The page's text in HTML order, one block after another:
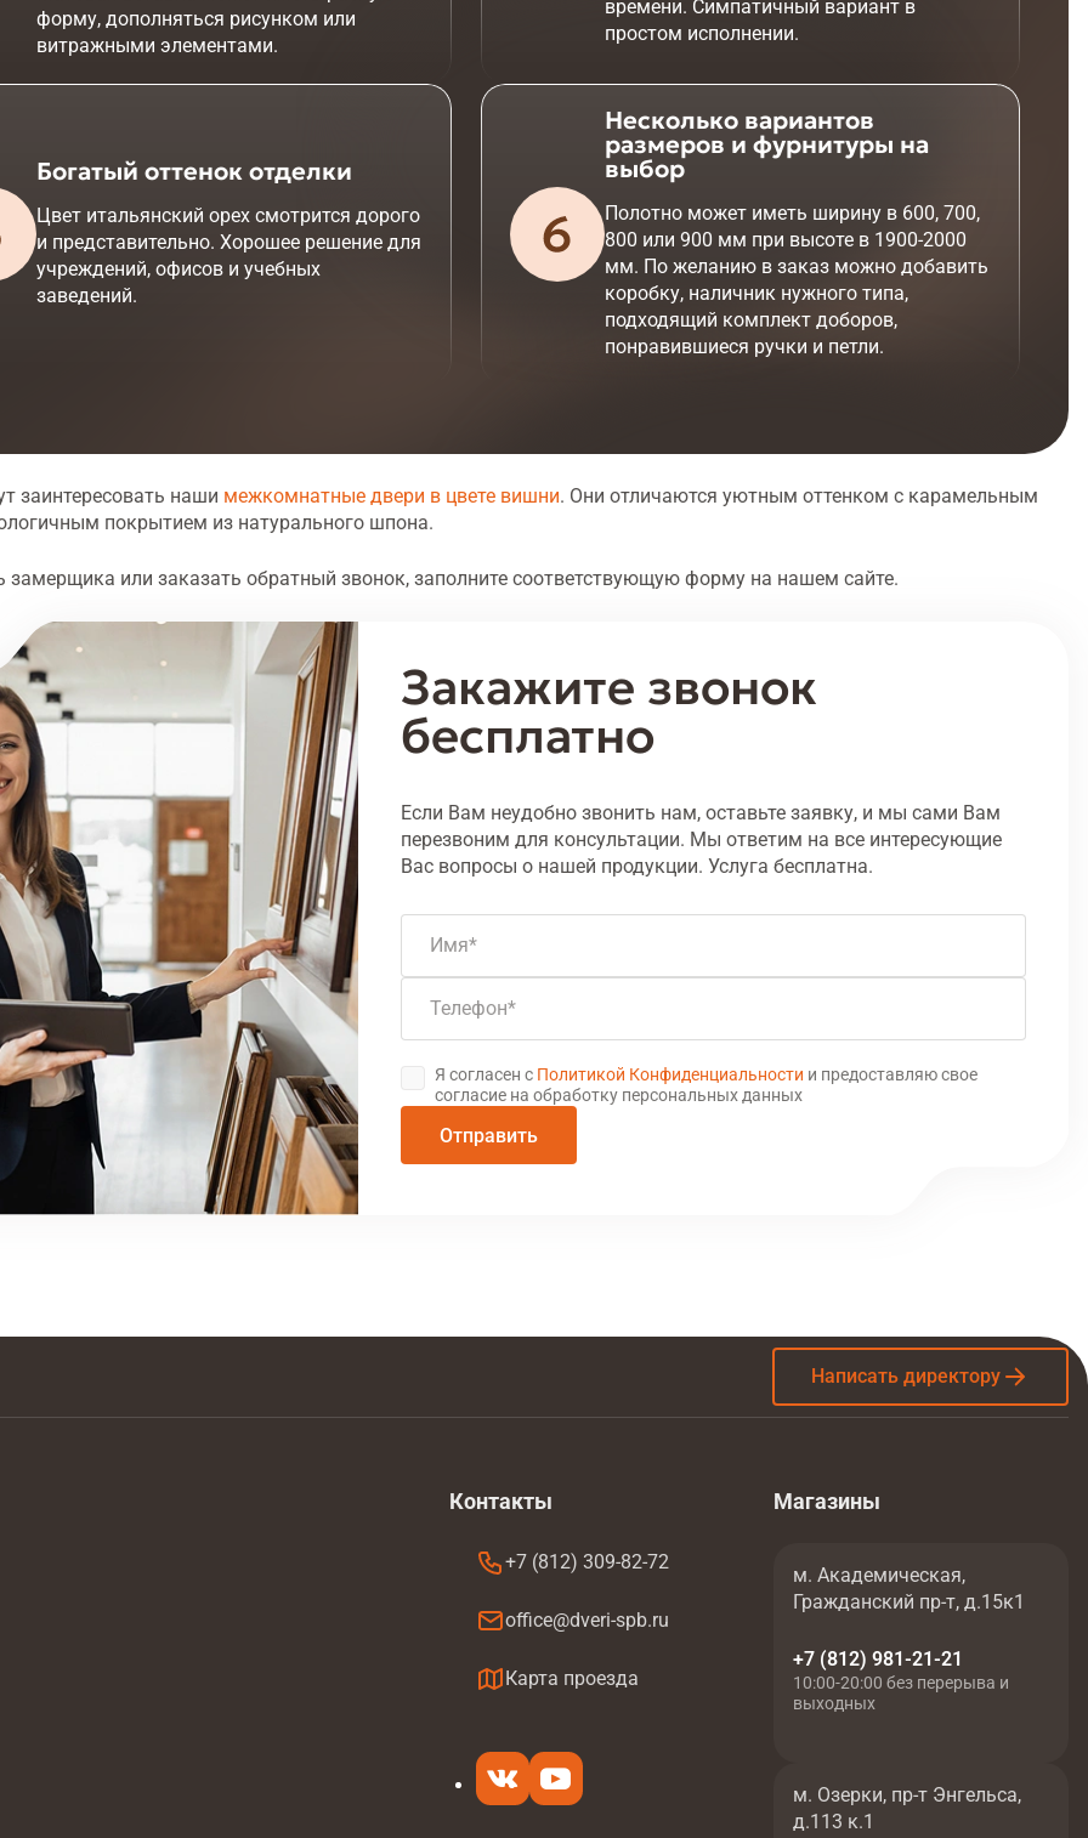
форму, дополняться рисунком или
витражными элементами.
времени. Симпатичный вариант в
простом исполнении.
Богатый оттенок отделки
Цвет итальянский орех смотрится дорого
и представительно. Хорошее решение для
учреждений, офисов и учебных
заведений.
Несколько вариантов
размеров и фурнитуры на
выбор
Полотно может иметь ширину в 600, 700,
800 или 900 мм при высоте в 1900-2000
мм. По желанию в заказ можно добавить
коробку, наличник нужного типа,
подходящий комплект доборов,
понравившиеся ручки и петли.
заинтересовать наши межкомнатные двери в цвете вишни. Они отличаются уютным оттенком с карамельным
покрытием из натурального шпона.
или заказать обратный звонок, заполните соответствующую форму на нашем сайте.
Закажите звонок
бесплатно
Если Вам неудобно звонить нам, оставьте заявку, и мы сами Вам
перезвоним для консультации. Мы ответим на все интересующие
Вас вопросы о нашей продукции. Услуга бесплатна.
Имя
Телефон
Я согласен с Политикой Конфиденциальности и предоставляю свое
согласие на обработку персональных данных
Отправить
Написать директору
Контакты
+7 (812) 309-82-72
office@dveri-spb.ru
Карта проезда
Магазины
м. Академическая,
Гражданский пр-т, д.15к1
+7 (812) 981-21-21
10:00-20:00 без перерыва и
выходных
м. Озерки, пр-т Энгельса,
д.113 к.1